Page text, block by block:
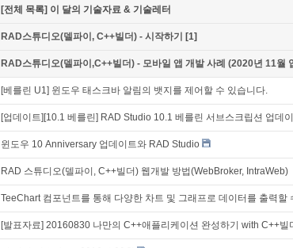
[전체 목록] 이 달의 기술자료 & 기술레터
RAD스튜디오(델파이, C++빌더) - 시작하기 [1]
RAD스튜디오(델파이,C++빌더) - 모바일 앱 개발 사례 (2020년 11월
[베를린 U1] 윈도우 태스크바 알림의 뱃지를 제어할 수 있습니다.
[업데이트][10.1 베를린] RAD Studio 10.1 베를린 서브스크립션 업데
윈도우 10 Anniversary 업데이트와 RAD Studio
RAD 스튜디오(델파이, C++빌더) 웹개발 방법(WebBroker, IntraWeb)
TeeChart 컴포넌트를 통해 다양한 차트 및 그래프로 데이터를 출력할
[발표자료] 20160830 나만의 C++애플리케이션 완성하기 with C++빌